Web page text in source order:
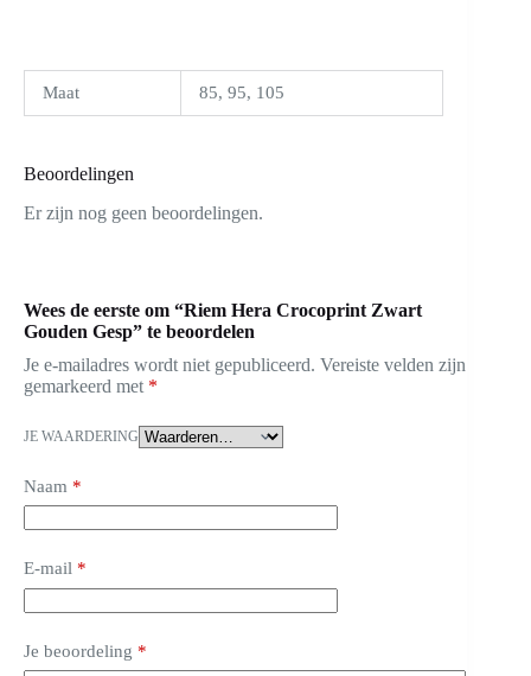
Maat 85, 95, 105
Beoordelingen
Er zijn nog geen beoordelingen.
Wees de eerste om “Riem Hera Crocoprint Zwart
Gouden Gesp” te beoordelen
Je e-mailadres wordt niet gepubliceerd. Vereiste velden zijn
gemarkeerd met *
JE WAARDERING
Naam *
E-mail *
Je beoordeling *